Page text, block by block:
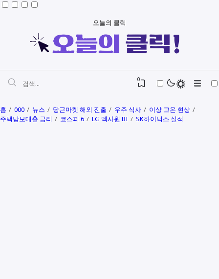
오늘의 클릭
0
홈 000 뉴스 당근마켓 해외 진출 우주 식사
이상 고온 현상
주택담보대출 금리
코스피 6 LG 엑사원 BI SK하이닉스 실적